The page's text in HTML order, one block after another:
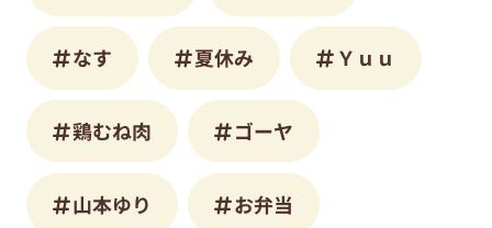
なす 夏休み Ｙｕｕ
鶏むね肉 ゴーヤ
山本ゆり お弁当